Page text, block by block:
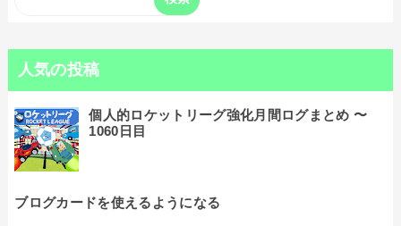
人気の投稿
個人的ロケットリーグ強化月間ログまとめ 〜
1060日目
ブログカードを使えるようになる